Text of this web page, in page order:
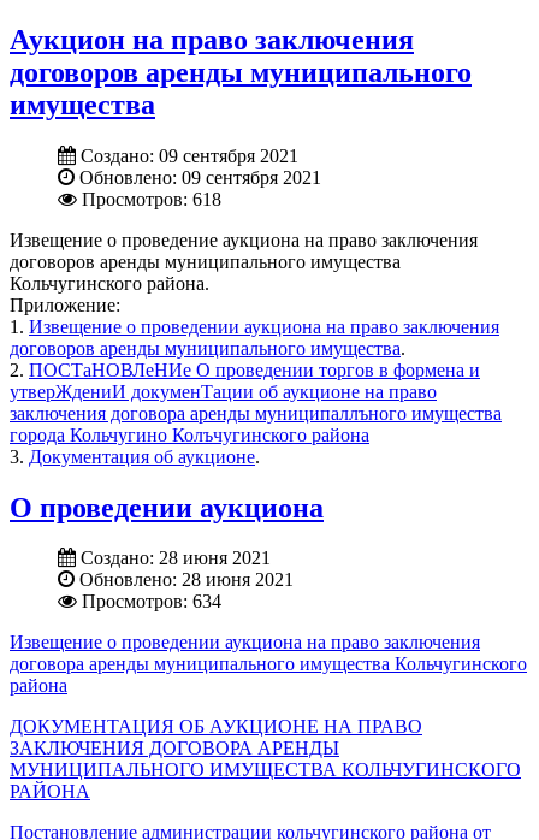
Аукцион на право заключения
договоров аренды муниципального
имущества
Создано: 09 сентября 2021
Обновлено: 09 сентября 2021
Просмотров: 618
Извещение о проведение аукциона на право заключения
договоров аренды муниципального имущества
Кольчугинского района.
Приложение:
1. Извещение о проведении аукциона на право заключения
договоров аренды муниципального имущества.
2. ПОСТаНОВЛеНИе О проведении торгов в формена и
утверЖдениИ докуменТации об аукционе на право
заключения договора аренды муниципаллъного имущества
города Кольчугино Колъчугинского района
3. Документация об аукционе.
О проведении аукциона
Создано: 28 июня 2021
Обновлено: 28 июня 2021
Просмотров: 634
Извещение о проведении аукциона на право заключения
договора аренды муниципального имущества Кольчугинского
района
ДОКУМЕНТАЦИЯ ОБ АУКЦИОНЕ НА ПРАВО
ЗАКЛЮЧЕНИЯ ДОГОВОРА АРЕНДЫ
МУНИЦИПАЛЬНОГО ИМУЩЕСТВА КОЛЬЧУГИНСКОГО
РАЙОНА
Постановление администрации кольчугинского района от